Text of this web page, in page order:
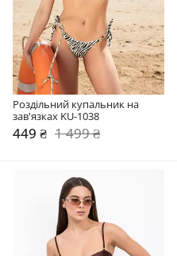
Роздільний купальник на
зав'язках KU-1038
449 ₴ 1 499 ₴